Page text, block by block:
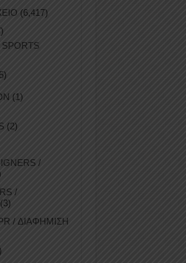
(6,417)
(1)
(2)
/
/
(3)
/ ΔΙΑΦΗΜΙΣΗ